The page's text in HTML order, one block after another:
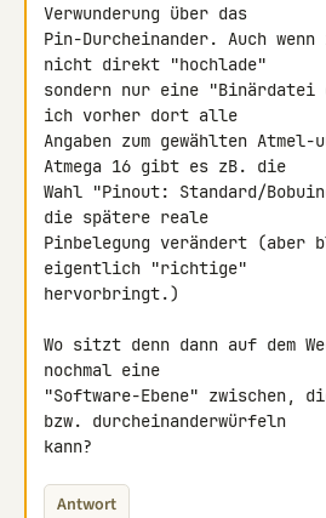
Verwunderung über das
Pin-Durcheinander. Auch
nicht direkt "hochlade"
sondern nur eine "Binärdatei
ich vorher dort alle
Angaben zum gewählten Atmel-
Atmega 16 gibt es zB. die
Wahl "Pinout: Standard/
die spätere reale
Pinbelegung verändert (aber
eigentlich "richtige"
hervorbringt.)
Wo sitzt denn dann auf dem
nochmal eine
"Software-Ebene" zwischen,
bzw. durcheinanderwürfeln
kann?
Antwort